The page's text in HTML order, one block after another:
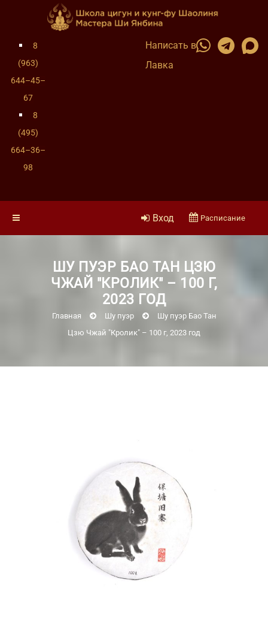
8
(963)
644–45–
67
8
(495)
664–36–
98
Написать в
Лавка
Вход Расписание
ШУ ПУЭР БАО ТАН ЦЗЮ
ЧЖАЙ "КРОЛИК" – 100 Г,
2023 ГОД
Главная Шу пуэр
Шу пуэр Бао Тан
Цзю Чжай "Кролик" – 100 г, 2023 год